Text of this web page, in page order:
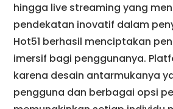
hingga live streaming yang
pendekatan inovatif dalam
Hot51 berhasil menciptakan
imersif bagi penggunanya.
karena desain antarmukanya
pengguna dan berbagai opsi